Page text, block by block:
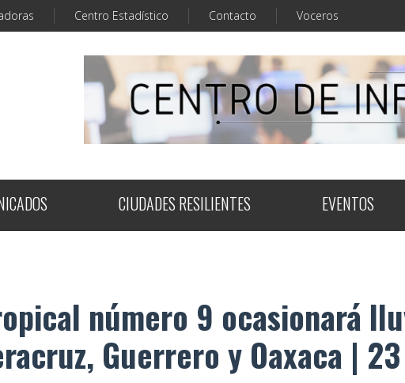
Centro Estadístico Contacto Voceros
CIUDADES RESILIENTES EVENTOS
número 9 ocasionará
Guerrero y Oaxaca |